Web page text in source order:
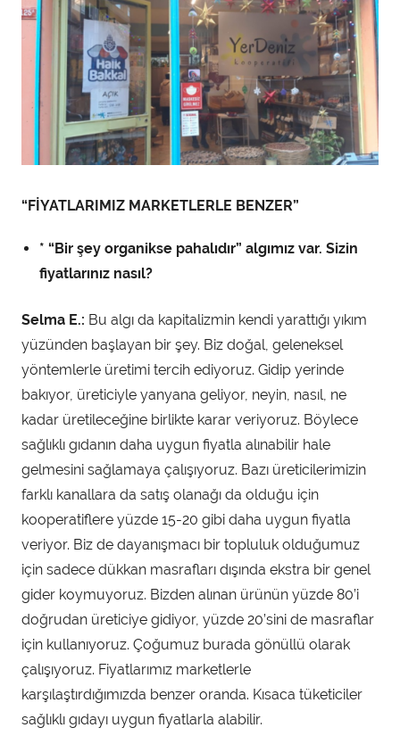
“FİYATLARIMIZ MARKETLERLE BENZER”
* “Bir şey organikse pahalıdır” algımız var. Sizin
fiyatlarınız nasıl?
Selma E.: Bu algı da kapitalizmin kendi yarattığı yıkım
yüzünden başlayan bir şey. Biz doğal, geleneksel
yöntemlerle üretimi tercih ediyoruz. Gidip yerinde
bakıyor, üreticiyle yanyana geliyor, neyin, nasıl, ne
kadar üretileceğine birlikte karar veriyoruz. Böylece
sağlıklı gıdanın daha uygun fiyatla alınabilir hale
gelmesini sağlamaya çalışıyoruz. Bazı üreticilerimizin
farklı kanallara da satış olanağı da olduğu için
kooperatiflere yüzde 15-20 gibi daha uygun fiyatla
veriyor. Biz de dayanışmacı bir topluluk olduğumuz
için sadece dükkan masrafları dışında ekstra bir genel
gider koymuyoruz. Bizden alınan ürünün yüzde 80’i
doğrudan üreticiye gidiyor, yüzde 20’sini de masraflar
için kullanıyoruz. Çoğumuz burada gönüllü olarak
çalışıyoruz. Fiyatlarımız marketlerle
karşılaştırdığımızda benzer oranda. Kısaca tüketiciler
sağlıklı gıdayı uygun fiyatlarla alabilir.